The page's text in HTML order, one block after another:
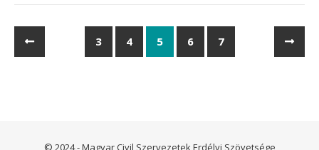
3 4 5 6 7
© 2024 - Magyar Civil Szervezetek Erdélyi Szövetsége